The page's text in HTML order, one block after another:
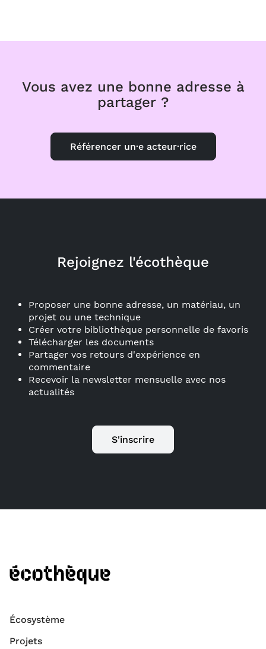
Vous avez une bonne adresse à
partager ?
Référencer un·e acteur·rice
Rejoignez l'écothèque
Proposer une bonne adresse, un matériau, un
projet ou une technique
Créer votre bibliothèque personnelle de favoris
Télécharger les documents
Partager vos retours d'expérience en
commentaire
Recevoir la newsletter mensuelle avec nos
actualités
S'inscrire
Écosystème
Projets